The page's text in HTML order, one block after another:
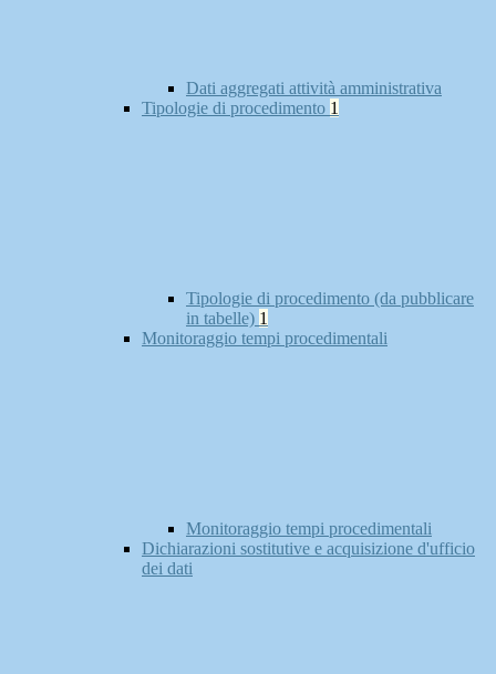
Dati aggregati attività amministrativa
Tipologie di procedimento 1
Tipologie di procedimento (da pubblicare
in tabelle) 1
Monitoraggio tempi procedimentali
Monitoraggio tempi procedimentali
Dichiarazioni sostitutive e acquisizione d'ufficio
dei dati